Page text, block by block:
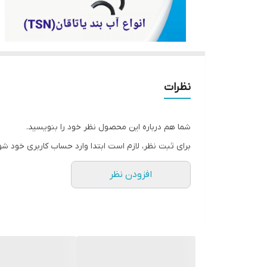
نظرات
شما هم درباره این محصول نظر خود را بنویسید.
برای ثبت نظر، لازم است ابتدا وارد حساب کاربری خود
افزودن نظر